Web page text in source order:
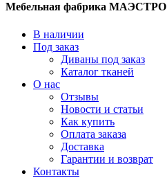
Мебельная фабрика МАЭСТРО
В наличии
Под заказ
Диваны под заказ
Каталог тканей
О нас
Отзывы
Новости и статьи
Как купить
Оплата заказа
Доставка
Гарантии и возврат
Контакты